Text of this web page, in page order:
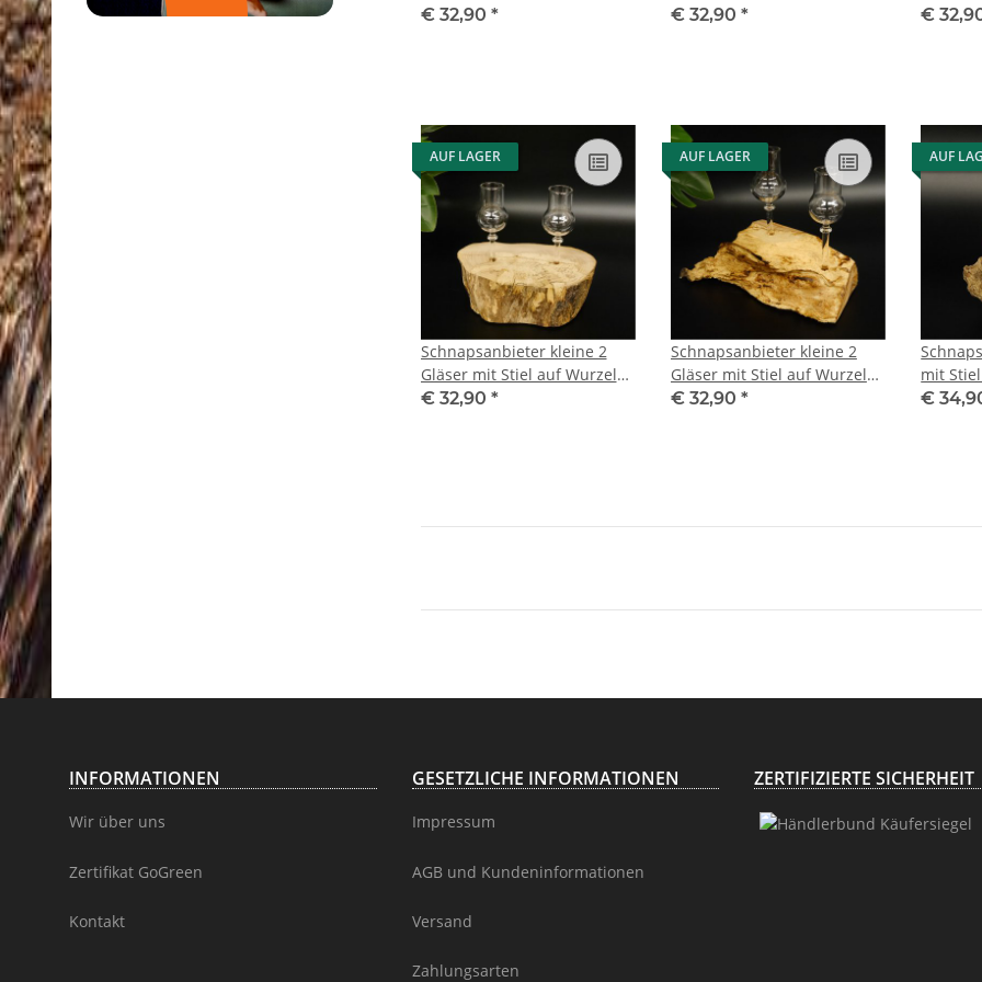
Steckglas Set Schnaps
€ 32,90 *
Steckglas Set Schnaps
€ 32,90 * €
AUF LAGER
Schnapsanbieter kleine 2
Gläser mit Stiel auf Wurzel
Steckglas Set Schnaps
€ 32,90 *
AUF LAGER
Schnapsanbieter kleine 2
Gläser mit Stiel auf Wurzel
Steckglas Set Schnaps
€ 32,90 *
AUF
mit
€
INFORMATIONEN
Wir über uns
Zertifikat GoGreen
Kontakt
GESETZLICHE INFORMATIONEN
Impressum
AGB und Kundeninformationen
Versand
Zahlungsarten
ZERTIFIZIERTE SICHERHEIT